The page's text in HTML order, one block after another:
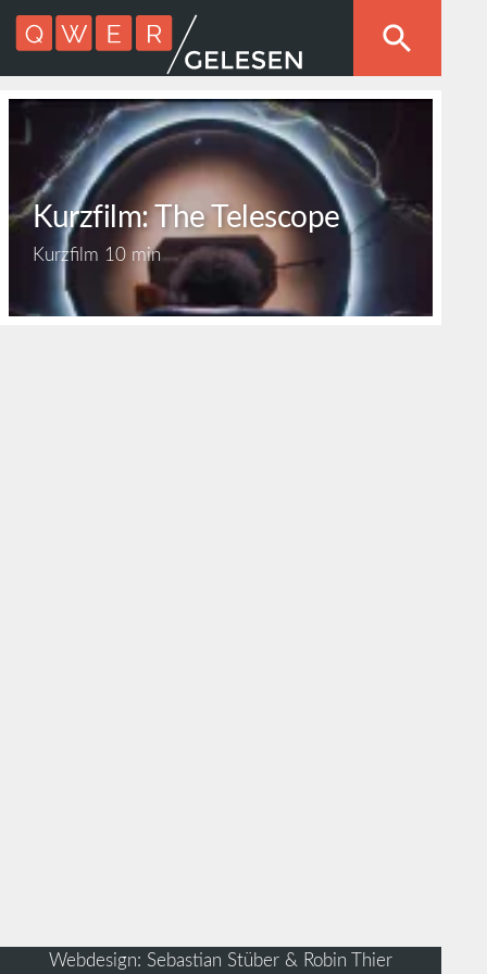
Kurzfilm: The Telescope
Kurzfilm 10 min
Webdesign: Sebastian Stüber & Robin Thier